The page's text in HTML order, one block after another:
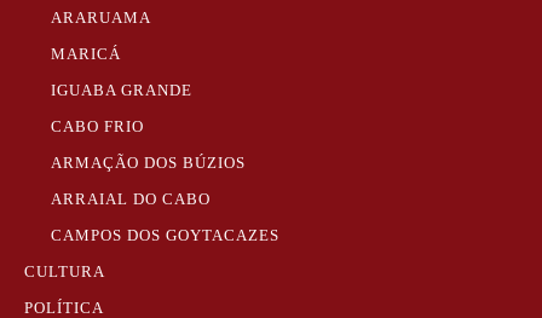
ARARUAMA
MARICÁ
IGUABA GRANDE
CABO FRIO
ARMAÇÃO DOS BÚZIOS
ARRAIAL DO CABO
CAMPOS DOS GOYTACAZES
CULTURA
POLÍTICA